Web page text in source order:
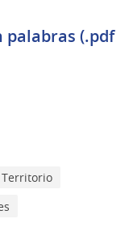
palabras (.pdf
Territorio